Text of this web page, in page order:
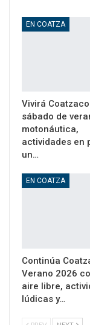
EN COATZA
Vivirá
sábado de
motonáutica,
actividades en
un…
EN COATZA
Continúa
Verano 2026
aire libre,
lúdicas y…